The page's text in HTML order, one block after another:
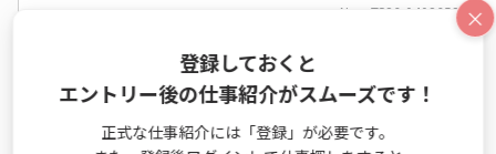
No：TS26-0402652
【＠1650】あんしん長期☆医療事務○残業少な
×
登録しておくと
エントリー後の仕事紹介がスムーズです！
正式な仕事紹介には「登録」が必要です。